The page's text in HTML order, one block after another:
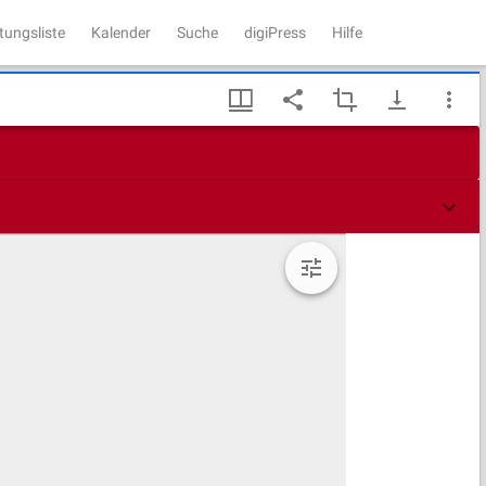
Kalender Suche digiPress Hilfe